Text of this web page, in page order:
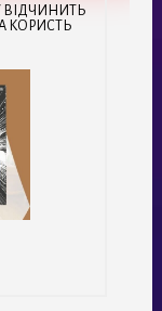
ВІДЧИНИТЬ
КОРИСТЬ